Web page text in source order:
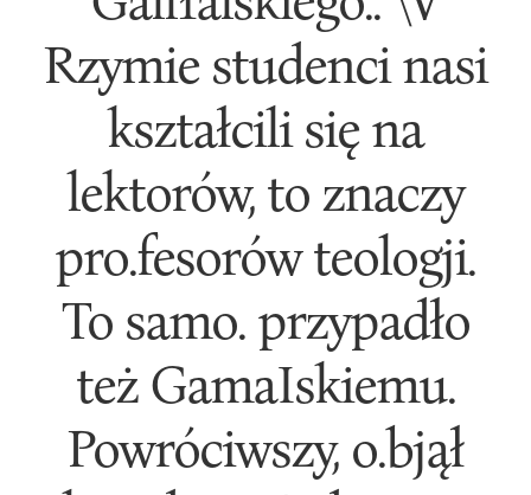
Rzymie studenci nasi
kształcili się na
lektorów, to znaczy
pro.fesorów teologji.
To samo. przypadło
też GamaIskiemu.
Powróciwszy, o.bjął